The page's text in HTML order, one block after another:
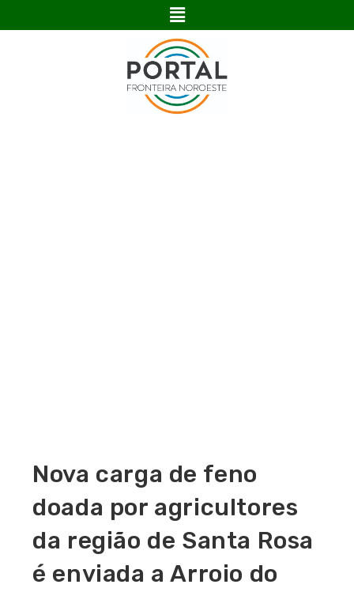
Nova carga de feno
doada por agricultores
da região de Santa Rosa
é enviada a Arroio do